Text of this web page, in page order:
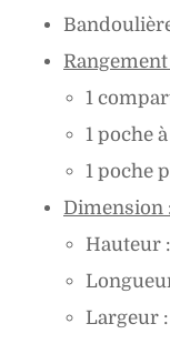
Rangement
1
1 poche
1 poche
Dimension
Hauteur
Largeur